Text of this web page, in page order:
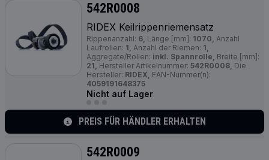
542R0008
RIDEX Keilrippenriemensatz
Rippenanzahl: 6, Länge [mm]: 1070, Anzahl
Laufrollen: 1, Anzahl der Riemen: 1,
Aggregate/Rollen: inkl. Spannrolle, Breite [mm]:
21, Hersteller Artikelnummer: 542R0008, Die
Hersteller: RIDEX, EAN-Nummer(n):
4059191648375
Nicht auf Lager
PREIS FÜR HÄNDLER ERHALTEN
542R0009